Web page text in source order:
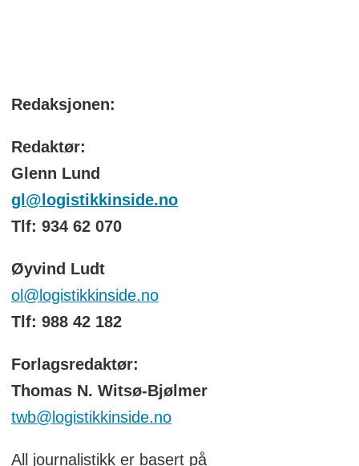
Redaksjonen:
Redaktør:
Glenn Lund
gl@logistikkinside.no
Tlf: 934 62 070
Øyvind Ludt
ol@logistikkinside.no
Tlf: 988 42 182
Forlagsredaktør:
Thomas N. Witsø-Bjølmer
twb@logistikkinside.no
All journalistikk er basert på